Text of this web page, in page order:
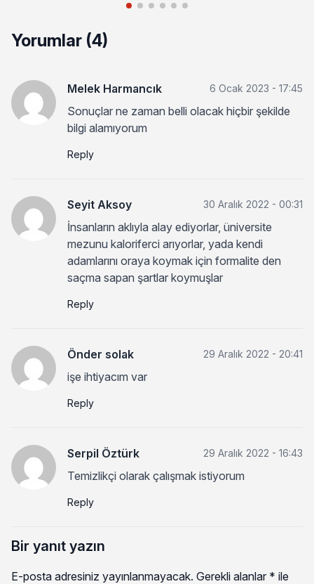
Yorumlar (4)
Melek Harmancık 6 Ocak 2023 - 17:45
Sonuçlar ne zaman belli olacak hiçbir şekilde
bilgi alamıyorum
Reply
Seyit Aksoy 30 Aralık 2022 - 00:31
İnsanların aklıyla alay ediyorlar, üniversite
mezunu kaloriferci arıyorlar, yada kendi
adamlarını oraya koymak için formalite den
saçma sapan şartlar koymuşlar
Reply
Önder solak 29 Aralık 2022 - 20:41
işe ihtiyacım var
Reply
Serpil Öztürk 29 Aralık 2022 - 16:43
Temizlikçi olarak çalışmak istiyorum
Reply
Bir yanıt yazın
E-posta adresiniz yayınlanmayacak. Gerekli alanlar * ile